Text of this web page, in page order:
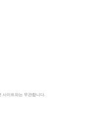
사이트와는 무관합니다.